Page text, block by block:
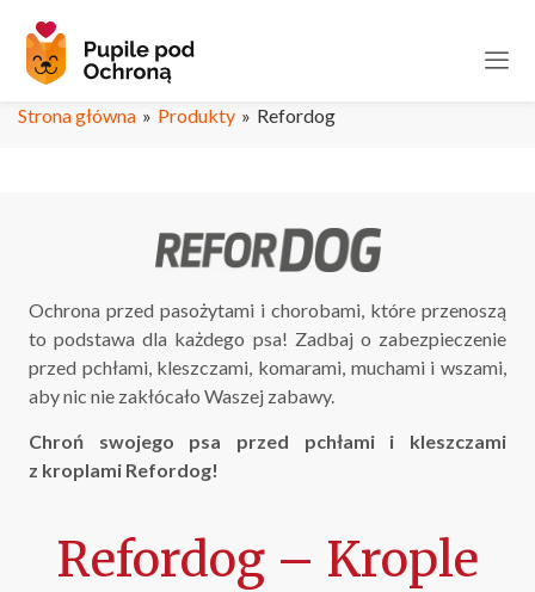
Strona główna » Produkty » Refordog
Ochrona przed pasożytami i chorobami, które przenoszą
to podstawa dla każdego psa! Zadbaj o zabezpieczenie
przed pchłami, kleszczami, komarami, muchami i wszami,
aby nic nie zakłócało Waszej zabawy.
Chroń swojego psa przed pchłami i kleszczami
z kroplami Refordog!
Refordog – Krople